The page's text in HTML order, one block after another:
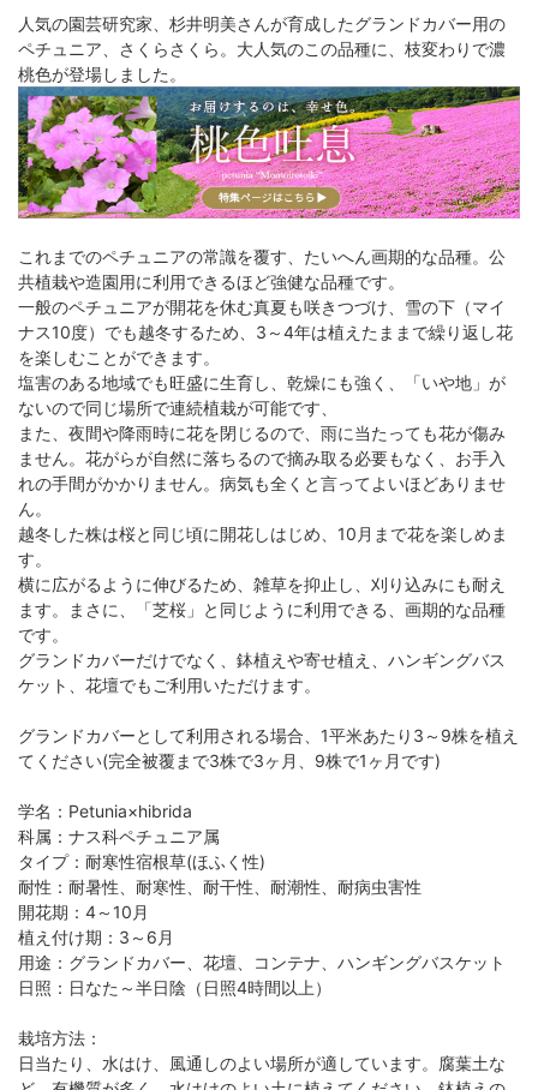
人気の園芸研究家、杉井明美さんが育成したグランドカバー用の
ペチュニア、さくらさくら。大人気のこの品種に、枝変わりで濃
桃色が登場しました。
これまでのペチュニアの常識を覆す、たいへん画期的な品種。公
共植栽や造園用に利用できるほど強健な品種です。
一般のペチュニアが開花を休む真夏も咲きつづけ、雪の下（マイ
ナス10度）でも越冬するため、3～4年は植えたままで繰り返し花
を楽しむことができます。
塩害のある地域でも旺盛に生育し、乾燥にも強く、「いや地」が
ないので同じ場所で連続植栽が可能です、
また、夜間や降雨時に花を閉じるので、雨に当たっても花が傷み
ません。花がらが自然に落ちるので摘み取る必要もなく、お手入
れの手間がかかりません。病気も全くと言ってよいほどありませ
ん。
越冬した株は桜と同じ頃に開花しはじめ、10月まで花を楽しめま
す。
横に広がるように伸びるため、雑草を抑止し、刈り込みにも耐え
ます。まさに、「芝桜」と同じように利用できる、画期的な品種
です。
グランドカバーだけでなく、鉢植えや寄せ植え、ハンギングバス
ケット、花壇でもご利用いただけます。
グランドカバーとして利用される場合、1平米あたり3～9株を植え
てください(完全被覆まで3株で3ヶ月、9株で1ヶ月です)
学名：Petunia×hibrida
科属：ナス科ペチュニア属
タイプ：耐寒性宿根草(ほふく性)
耐性：耐暑性、耐寒性、耐干性、耐潮性、耐病虫害性
開花期：4～10月
植え付け期：3～6月
用途：グランドカバー、花壇、コンテナ、ハンギングバスケット
日照：日なた～半日陰（日照4時間以上）
栽培方法：
日当たり、水はけ、風通しのよい場所が適しています。腐葉土な